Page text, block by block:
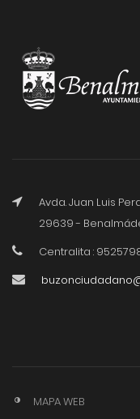
Avda. Juan Luis
29639 -
Centralita :
MAPA WEB